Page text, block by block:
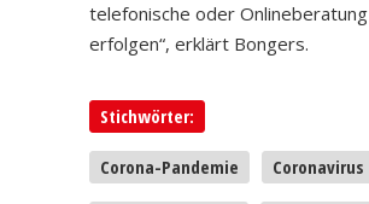
telefonische oder Onlineberatung
erfolgen“, erklärt Bongers.
Stichwörter:
Corona-Pandemie Coronavirus